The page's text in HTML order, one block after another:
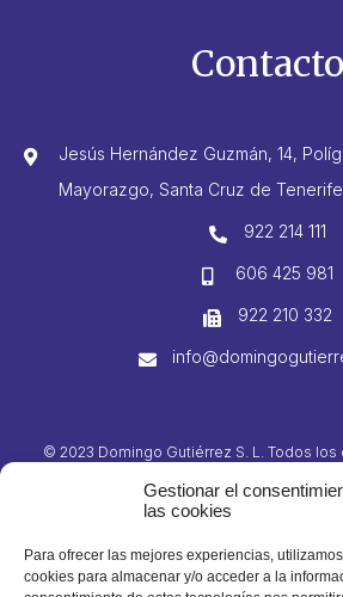
Gestionar el
las cookies
Para ofrecer las mejores experiencias,
cookies para almacenar y/o acceder a la
Contacto
Jesús Hernández Guzmán, 14,
Mayorazgo, Santa Cruz de Tenerife
922 214 111
606 425 981
922 210 332
© 2023 Domingo Gutiérrez S. L. Todos